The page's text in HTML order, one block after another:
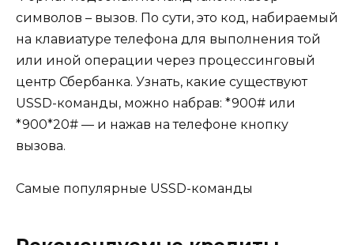
символов – вызов. По сути, это код, набираемый
на клавиатуре телефона для выполнения той
или иной операции через процессинговый
центр Сбербанка. Узнать, какие существуют
USSD-команды, можно набрав: *900# или
*900*20# — и нажав на телефоне кнопку
вызова.
Самые популярные USSD-команды